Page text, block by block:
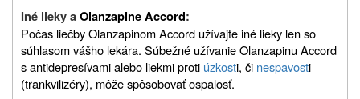
Iné lieky aOlanzapine Accord:
Počas liečby Olanzapinom Accord užívajte iné lieky len so
súhlasom vášho lekára. Súbežné užívanie Olanzapinu Accord
s antidepresívami alebo liekmi proti úzkosti, či nespavosti
(trankvilizéry), môže spôsobovať ospalosť.